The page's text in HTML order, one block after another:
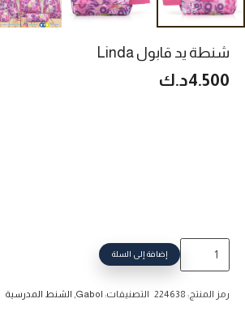
شنطة يد قابول Linda
4.500د.ك
شنطة
إضافة إلى السلة
رمز المنتج: 224638 التصنيفات: Gabol الشنط المدرسية